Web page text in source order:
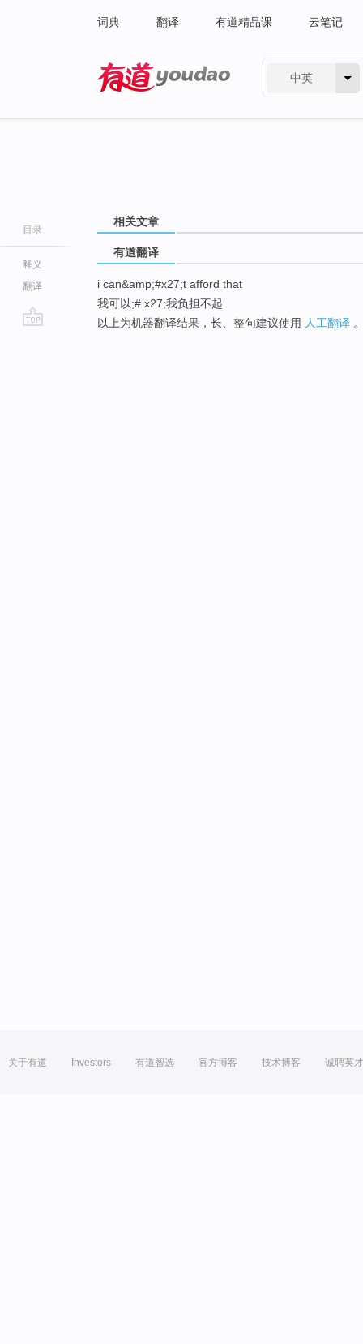
词典 翻译 有道精品课 云笔记
中英
目录
释义
翻译
相关文章
有道翻译
i can&amp;#x27;t afford that
我可以;# x27;我负担不起
以上为机器翻译结果，长、整句建议使用 人工翻译
关于有道 Investors 有道智选 官方博客 技术博客 诚聘英才